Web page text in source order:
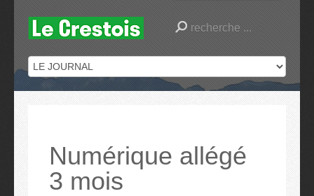
Numérique allégé
3 mois